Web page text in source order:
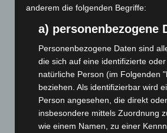
5. August 2026
Mann läuft mit Hockeyschläger über
5. August 2026
Celle: Mensch stirbt bei Bagger-Unfall
Gasleitung bei McDonald’s-Umbau in
beschädigt
anderem die folgenden Begriffe:
a) personenbezogene
Personenbezogene Daten sind
die sich auf eine identifizierte
natürliche Person (im Folgenden
beziehen. Als identifizierbar wird
Person angesehen, die direkt
insbesondere mittels Zuordnung
wie einem Namen, zu einer